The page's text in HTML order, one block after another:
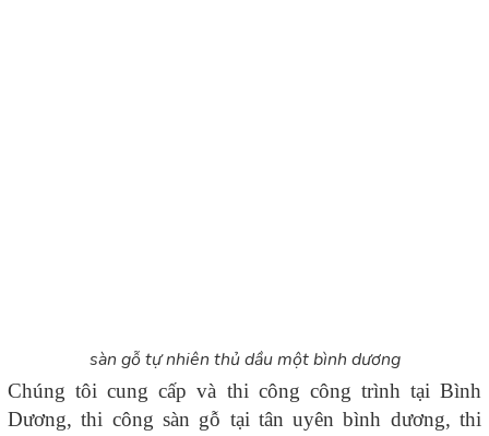
sàn gỗ tự nhiên thủ dầu một bình dương
Chúng tôi cung cấp và thi công công trình tại Bình
Dương, thi công sàn gỗ tại tân uyên bình dương, thi